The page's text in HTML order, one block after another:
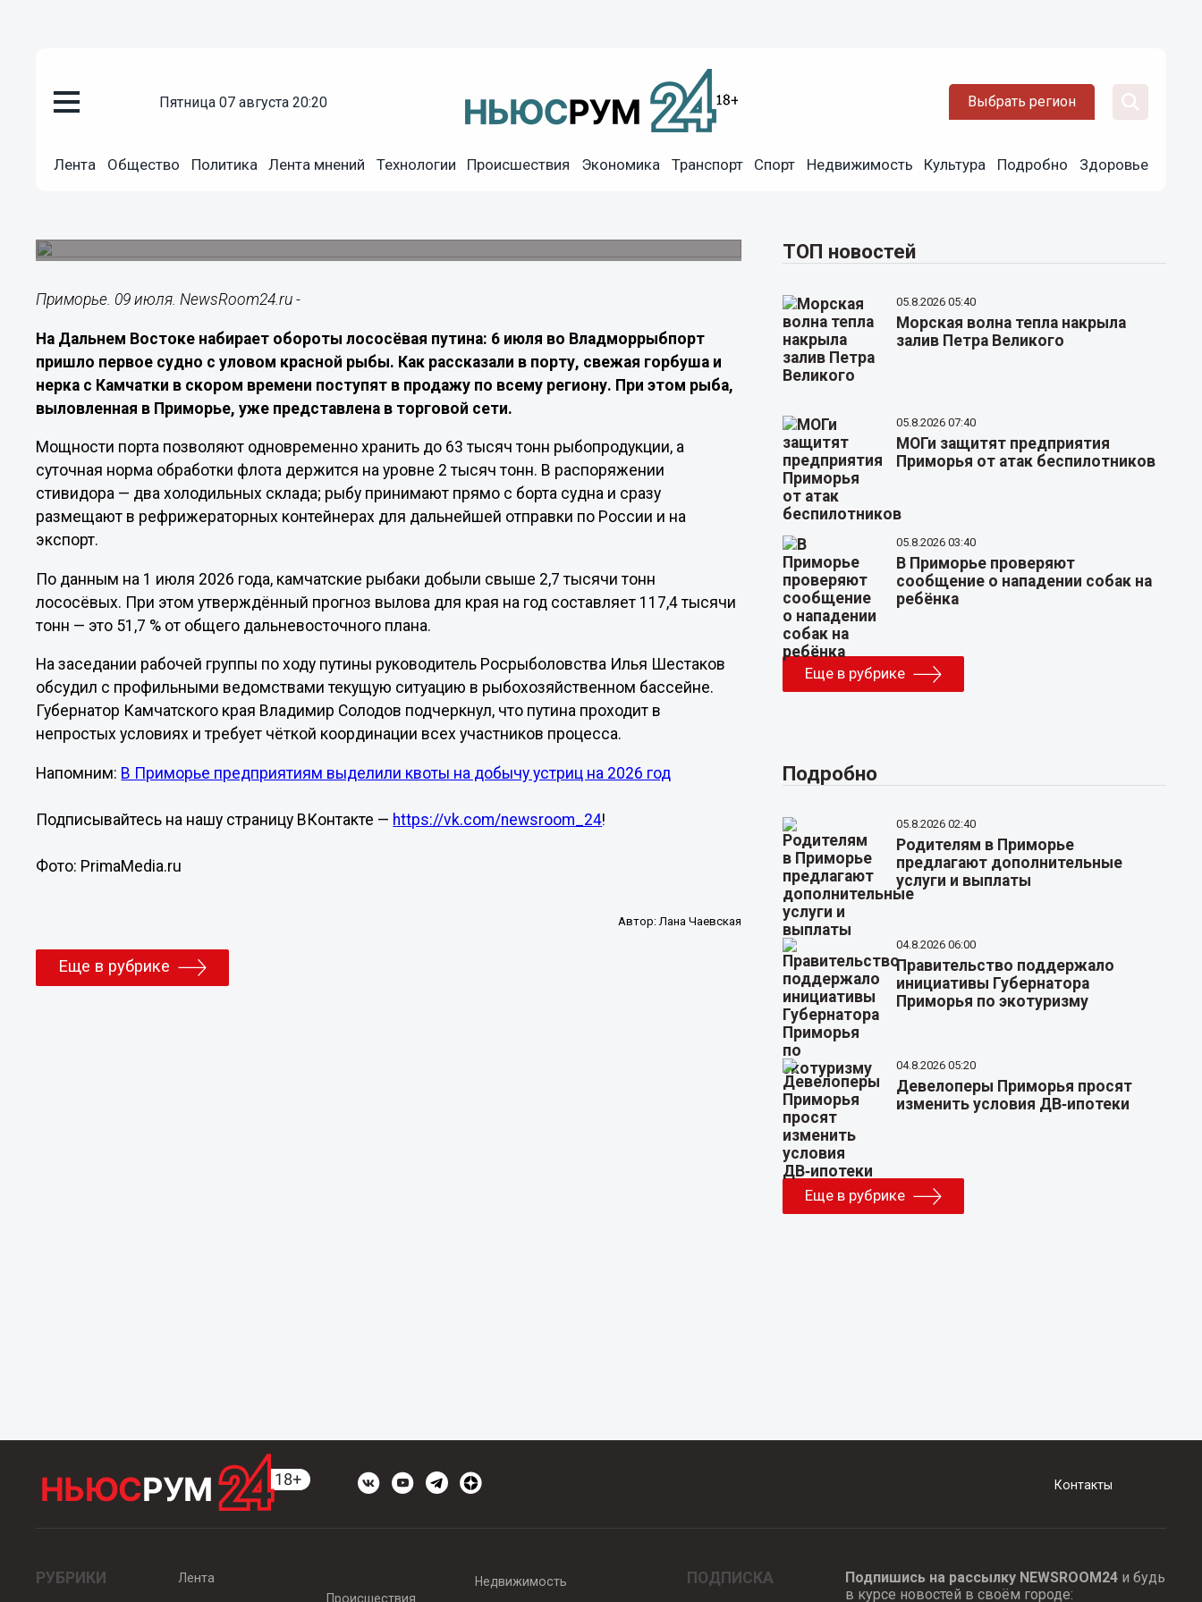
пятница 07 августа 20:20 Выбрать регион
Лента Общество Политика Лента мнений Технологии Происшествия Экономика Транспорт Спорт Недвижимость Культура Подробно Здоровье
Первое судно с красной рыбой свежего улова прибыло в
Приморье. 09 июля. NewsRoom24.ru -
На Дальнем Востоке набирает обороты лососёвая путина: 6 июля во Владморрыбпорт
пришло первое судно с уловом красной рыбы. Как рассказали в порту, свежая горбуша и
нерка с Камчатки в скором времени поступят в продажу по всему региону. При этом рыба,
выловленная в Приморье, уже представлена в торговой сети.
Мощности порта позволяют одновременно хранить до 63 тысяч тонн рыбопродукции, а
суточная норма обработки флота держится на уровне 2 тысяч тонн. В распоряжении
стивидора — два холодильных склада; рыбу принимают прямо с борта судна и сразу
размещают в рефрижераторных контейнерах для дальнейшей отправки по России и на
экспорт.
По данным на 1 июля 2026 года, камчатские рыбаки добыли свыше 2,7 тысячи тонн
лососёвых. При этом утверждённый прогноз вылова для края на год составляет 117,4 тысячи
тонн — это 51,7 % от общего дальневосточного плана.
На заседании рабочей группы по ходу путины руководитель Росрыболовства Илья Шестаков
обсудил с профильными ведомствами текущую ситуацию в рыбохозяйственном бассейне.
Губернатор Камчатского края Владимир Солодов подчеркнул, что путина проходит в
непростых условиях и требует чёткой координации всех участников процесса.
Напомним: В Приморье предприятиям выделили квоты на добычу устриц на 2026 год
Подписывайтесь на нашу страницу ВКонтакте — https://vk.com/newsroom_24!
Фото: PrimaMedia.ru
Автор: Лана Чаевская
Еще в рубрике
ТОП новостей
05.8.2026 05:40
Морская волна тепла накрыла
залив Петра Великого
05.8.2026 07:40
МОГи защитят предприятия
Приморья от атак беспилотников
05.8.2026 03:40
В Приморье проверяют
сообщение о нападении собак на
ребёнка
Еще в рубрике
Подробно
05.8.2026 02:40
Родителям в Приморье
предлагают дополнительные
услуги и выплаты
04.8.2026 06:00
Правительство поддержало
инициативы Губернатора
Приморья по экотуризму
04.8.2026 05:20
Девелоперы Приморья просят
изменить условия ДВ‑ипотеки
Еще в рубрике
Контакты
РУБРИКИ
Лента
Происшествия
Недвижимость ПОДПИСКА Подпишись на рассылку NEWSROOM24и будь
в курсе новостей в своём городе: